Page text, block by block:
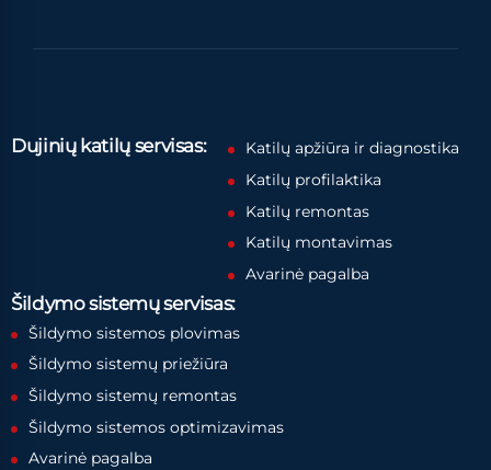
Dujinių katilų servisas:
Katilų apžiūra ir diagnostika
Katilų profilaktika
Katilų remontas
Katilų montavimas
Avarinė pagalba
Šildymo sistemų servisas:
Šildymo sistemos plovimas
Šildymo sistemų priežiūra
Šildymo sistemų remontas
Šildymo sistemos optimizavimas
Avarinė pagalba